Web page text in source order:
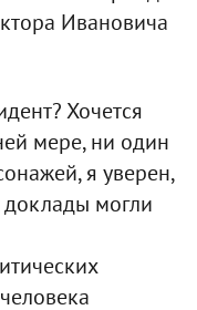
Ивановича
Хочется
мере, ни один
я уверен,
могли